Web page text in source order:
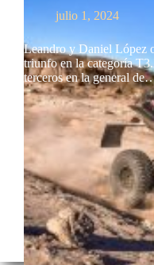
julio 1, 2024
Leandro y Daniel López
triunfo en la categoría
terceros en la general